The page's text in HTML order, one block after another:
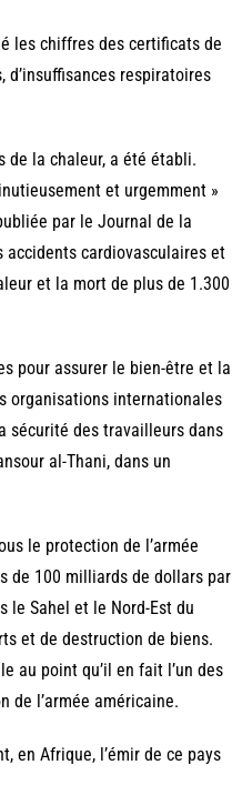
les chiffres des certificats de
d’insuffisances respiratoires
de la chaleur, a été établi.
et urgemment »
par le Journal de la
cardiovasculaires et
et la mort de plus de 1.300
pour assurer le bien-être et la
organisations internationales
sécurité des travailleurs dans
al-Thani, dans un
le protection de l’armée
de 100 milliards de dollars par
le Sahel et le Nord-Est du
et de destruction de biens.
au point qu’il en fait l’un des
de l’armée américaine.
en Afrique, l’émir de ce pays